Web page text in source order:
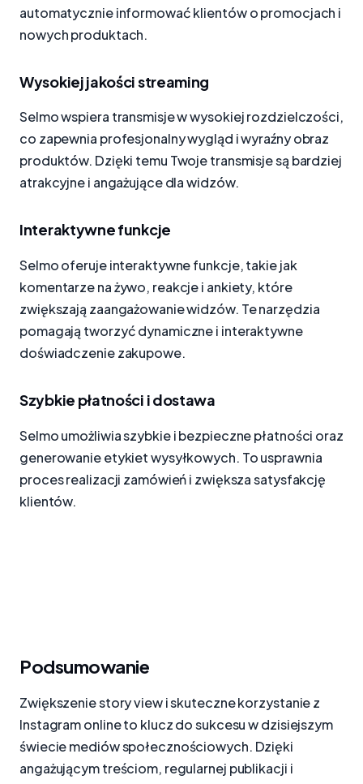
automatycznie informować klientów o promocjach i
nowych produktach.
Wysokiej jakości streaming
Selmo wspiera transmisje w wysokiej rozdzielczości,
co zapewnia profesjonalny wygląd i wyraźny obraz
produktów. Dzięki temu Twoje transmisje są bardziej
atrakcyjne i angażujące dla widzów.
Interaktywne funkcje
Selmo oferuje interaktywne funkcje, takie jak
komentarze na żywo, reakcje i ankiety, które
zwiększają zaangażowanie widzów. Te narzędzia
pomagają tworzyć dynamiczne i interaktywne
doświadczenie zakupowe.
Szybkie płatności i dostawa
Selmo umożliwia szybkie i bezpieczne płatności oraz
generowanie etykiet wysyłkowych. To usprawnia
proces realizacji zamówień i zwiększa satysfakcję
klientów.
Podsumowanie
Zwiększenie story view i skuteczne korzystanie z
Instagram online to klucz do sukcesu w dzisiejszym
świecie mediów społecznościowych. Dzięki
angażującym treściom, regularnej publikacji i